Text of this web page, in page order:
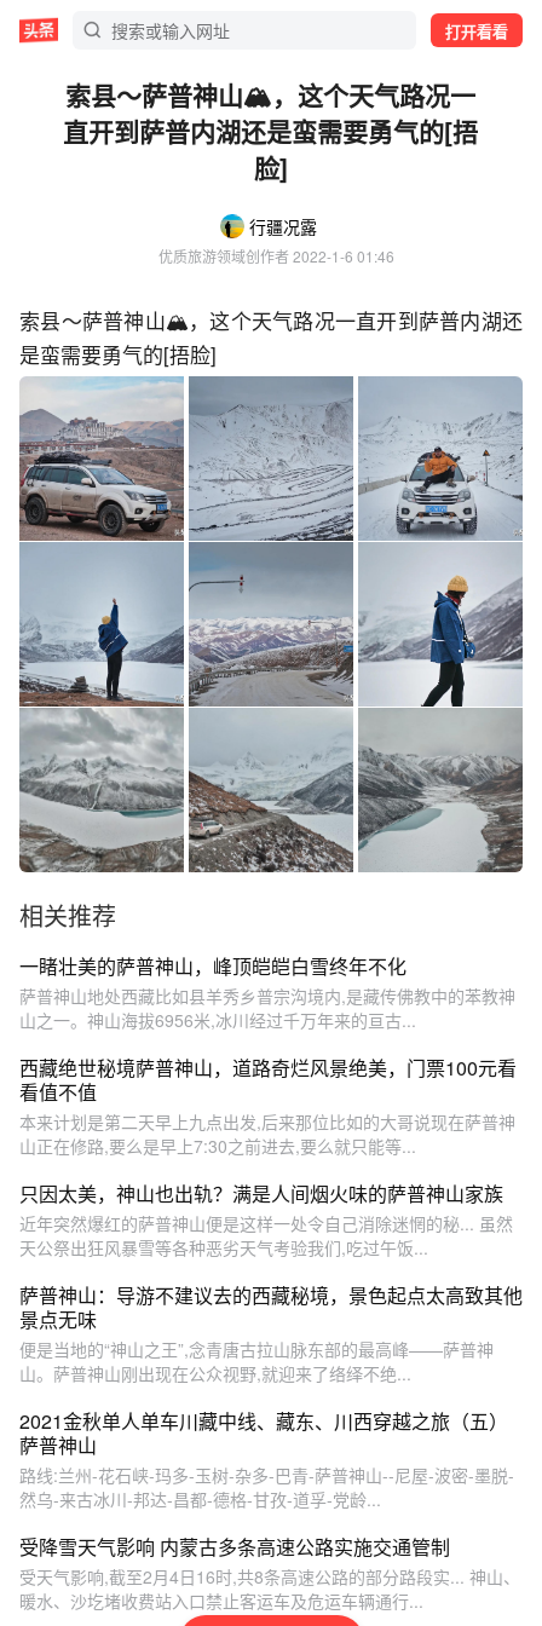
打开看看
索县～萨普神山🏔️，这个天气路况一
直开到萨普内湖还是蛮需要勇气的[捂
脸]
行疆况露
优质旅游领域创作者 2022-1-6 01:46
索县～萨普神山🏔️，这个天气路况一直开到萨普内湖还
是蛮需要勇气的[捂脸]
相关推荐
一睹壮美的萨普神山，峰顶皑皑白雪终年不化
萨普神山地处西藏比如县羊秀乡普宗沟境内,是藏传佛教中的苯教神
山之一。神山海拔6956米,冰川经过千万年来的亘古...
西藏绝世秘境萨普神山，道路奇烂风景绝美，门票100元看
看值不值
本来计划是第二天早上九点出发,后来那位比如的大哥说现在萨普神
山正在修路,要么是早上7:30之前进去,要么就只能等...
只因太美，神山也出轨？满是人间烟火味的萨普神山家族
近年突然爆红的萨普神山便是这样一处令自己消除迷惘的秘... 虽然
天公祭出狂风暴雪等各种恶劣天气考验我们,吃过午饭...
萨普神山：导游不建议去的西藏秘境，景色起点太高致其他
景点无味
便是当地的“神山之王”,念青唐古拉山脉东部的最高峰——萨普神
山。萨普神山刚出现在公众视野,就迎来了络绎不绝...
2021金秋单人单车川藏中线、藏东、川西穿越之旅（五）
萨普神山
路线:兰州-花石峡-玛多-玉树-杂多-巴青-萨普神山--尼屋-波密-墨脱-
然乌-来古冰川-邦达-昌都-德格-甘孜-道孚-党龄...
受降雪天气影响 内蒙古多条高速公路实施交通管制
受天气影响,截至2月4日16时,共8条高速公路的部分路段实... 神山、
暖水、沙圪堵收费站入口禁止客运车及危运车辆通行...